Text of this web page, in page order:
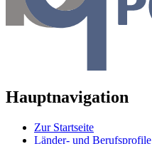
Hauptnavigation
Zur Startseite
Länder- und Berufsprofile